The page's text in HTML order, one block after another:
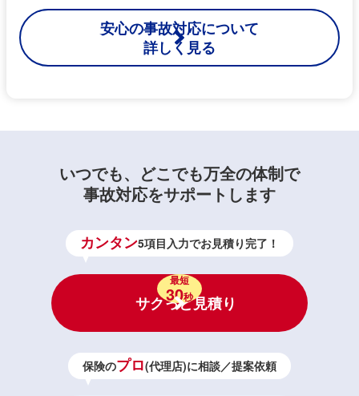
安心の事故対応について
詳しく見る
いつでも、どこでも万全の体制で
事故対応をサポートします
カンタン5項目入力でお見積り完了！
最短
30秒
サクっと見積り
保険のプロ(代理店)に相談／提案依頼